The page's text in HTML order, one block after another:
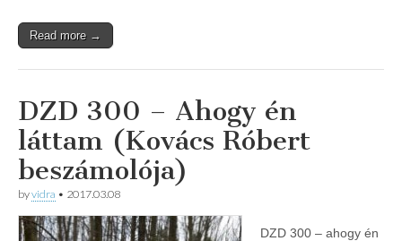
Read more →
DZD 300 – Ahogy én
láttam (Kovács Róbert
beszámolója)
byvidra • 2017.03.08
DZD 300 – ahogy én